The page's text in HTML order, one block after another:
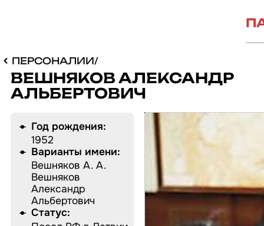
ПЕРСОНАЛИИ/
ВЕШНЯКОВ АЛЕКСАНДР
АЛЬБЕРТОВИЧ
Год рождения:
1952
Варианты имени:
Вешняков А. А.
Вешняков
Александр
Альбертович
Статус: